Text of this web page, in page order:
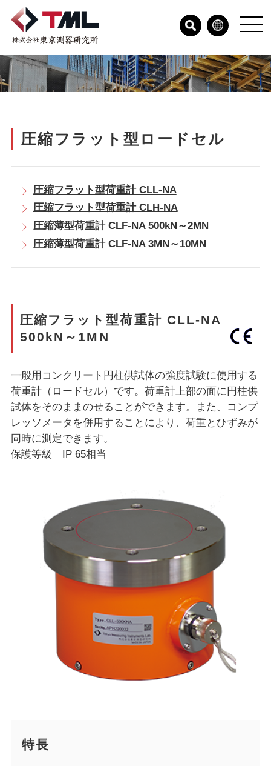
圧縮フラット型ロードセル
圧縮フラット型荷重計 CLL-NA
圧縮フラット型荷重計 CLH-NA
圧縮薄型荷重計 CLF-NA 500kN～2MN
圧縮薄型荷重計 CLF-NA 3MN～10MN
圧縮フラット型荷重計 CLL-NA
500kN～1MN
一般用コンクリート円柱供試体の強度試験に使用する
荷重計（ロードセル）です。荷重計上部の面に円柱供
試体をそのままのせることができます。また、コンプ
レッソメータを併用することにより、荷重とひずみが
同時に測定できます。
保護等級 IP 65相当
特長